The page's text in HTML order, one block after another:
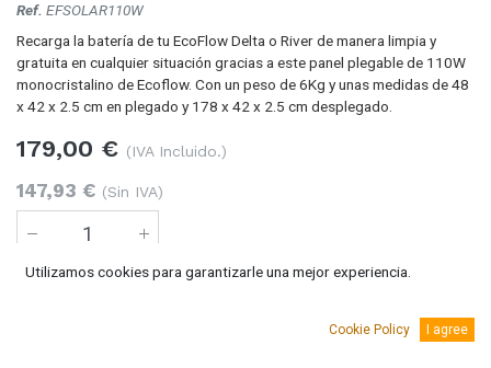
Ref. EFSOLAR110W
Recarga la batería de tu EcoFlow Delta o River de manera limpia y
gratuita en cualquier situación gracias a este panel plegable de 110W
monocristalino de Ecoflow. Con un peso de 6Kg y unas medidas de 48
x 42 x 2.5 cm en plegado y 178 x 42 x 2.5 cm desplegado.
179,00 € (IVA Incluido.)
147,93 € (Sin IVA)
Utilizamos cookies para garantizarle una mejor experiencia.
Cookie Policy I agree